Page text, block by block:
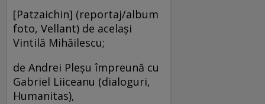
[Patzaichin] (reportaj/album
foto, Vellant) de acelaşi
Vintilă Mihăilescu;
de Andrei Pleşu împreună cu
Gabriel Liiceanu (dialoguri,
Humanitas),